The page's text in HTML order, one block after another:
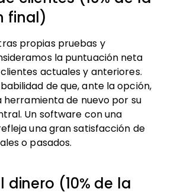
final)
propias pruebas y
la puntuación neta
actuales y anteriores.
de que, ante la opción,
herramienta de nuevo por su
Un software con una
una gran satisfacción de
o pasados.
dinero (10% de la